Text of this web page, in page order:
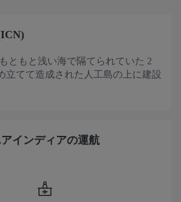
ともと浅い海で隔てられていた 2
立てて造成された人工島の上に建設
インディアの運航